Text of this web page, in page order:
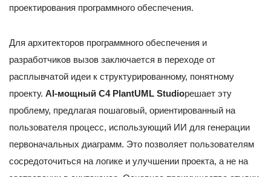
проектирования программного обеспечения.
Для архитекторов программного обеспечения и
разработчиков вызов заключается в переходе от
расплывчатой идеи к структурированному, понятному
проекту. AI-мощный C4 PlantUML Studioрешает эту
проблему, предлагая пошаговый, ориентированный на
пользователя процесс, использующий ИИ для генерации
первоначальных диаграмм. Это позволяет пользователям
сосредоточиться на логике и улучшении проекта, а не на